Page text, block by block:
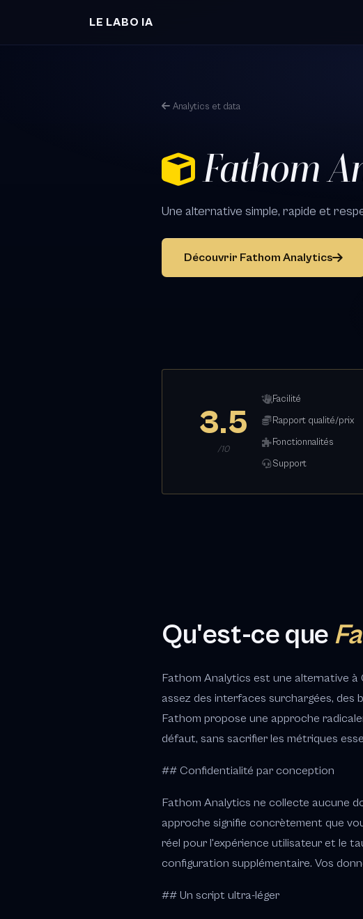
LE LABO IA
Analytics et data
Fathom
Une alternative simple, rapide et
Découvrir Fathom Analytics
3.5
/10
Facilité
Rapport qualité/prix
Fonctionnalités
Support
Qu'est-ce que
Fathom Analytics est une alternative à
assez des interfaces surchargées, des
Fathom propose une approche
défaut, sans sacrifier les métriques
## Confidentialité par conception
Fathom Analytics ne collecte aucune
approche signifie concrètement que
réel pour l'expérience utilisateur et le
configuration supplémentaire. Vos
## Un script ultra-léger